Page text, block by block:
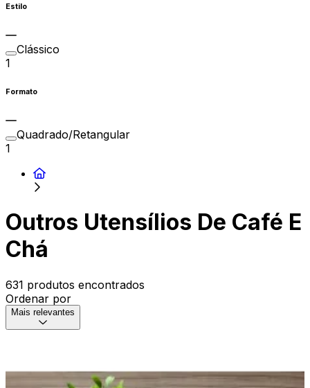
Estilo
Clássico
1
Formato
Quadrado/Retangular
1
Outros Utensílios De Café E
Chá
631 produtos encontrados
Ordenar por
Mais relevantes